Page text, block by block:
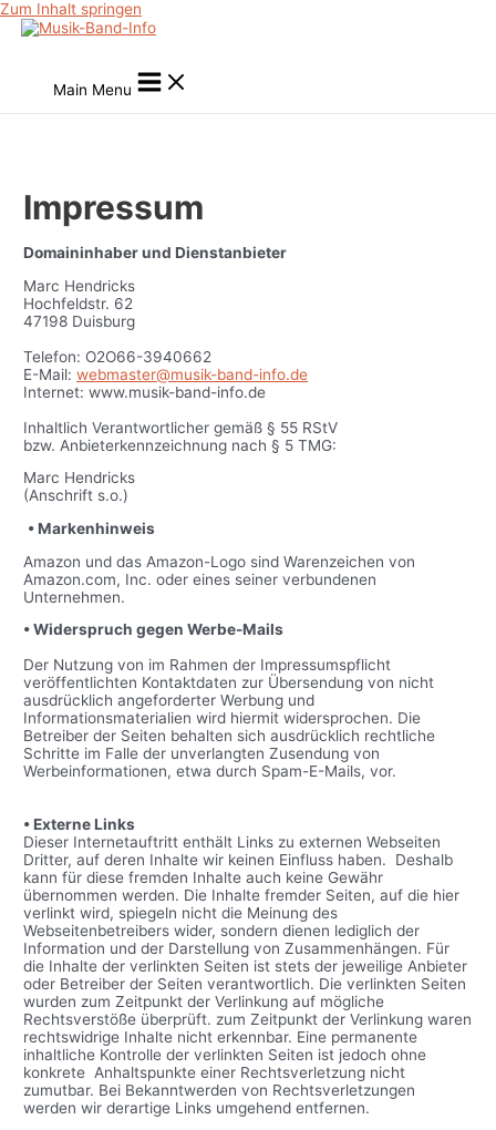
Zum Inhalt springen
Main Menu
Impressum
Domaininhaber und Dienstanbieter
Marc Hendricks
Hochfeldstr. 62
47198 Duisburg
Telefon: O2O66-3940662
E-Mail:webmaster@musik-band-info.de
Internet: www.musik-band-info.de
Inhaltlich Verantwortlicher gemäß § 55 RStV
bzw. Anbieterkennzeichnung nach § 5 TMG:
Marc Hendricks
(Anschrift s.o.)
• Markenhinweis
Amazon und das Amazon-Logo sind Warenzeichen von
Amazon.com, Inc. oder eines seiner verbundenen
Unternehmen.
• Widerspruch gegen Werbe-Mails
Der Nutzung von im Rahmen der Impressumspflicht
veröffentlichten Kontaktdaten zur Übersendung von nicht
ausdrücklich angeforderter Werbung und
Informationsmaterialien wird hiermit widersprochen. Die
Betreiber der Seiten behalten sich ausdrücklich rechtliche
Schritte im Falle der unverlangten Zusendung von
Werbeinformationen, etwa durch Spam-E-Mails, vor.
• Externe Links
Dieser Internetauftritt enthält Links zu externen Webseiten
Dritter, auf deren Inhalte wir keinen Einfluss haben. Deshalb
kann für diese fremden Inhalte auch keine Gewähr
übernommen werden. Die Inhalte fremder Seiten, auf die hier
verlinkt wird, spiegeln nicht die Meinung des
Webseitenbetreibers wider, sondern dienen lediglich der
Information und der Darstellung von Zusammenhängen. Für
die Inhalte der verlinkten Seiten ist stets der jeweilige Anbieter
oder Betreiber der Seiten verantwortlich. Die verlinkten Seiten
wurden zum Zeitpunkt der Verlinkung auf mögliche
Rechtsverstöße überprüft. zum Zeitpunkt der Verlinkung waren
rechtswidrige Inhalte nicht erkennbar. Eine permanente
inhaltliche Kontrolle der verlinkten Seiten ist jedoch ohne
konkrete Anhaltspunkte einer Rechtsverletzung nicht
zumutbar. Bei Bekanntwerden von Rechtsverletzungen
werden wir derartige Links umgehend entfernen.